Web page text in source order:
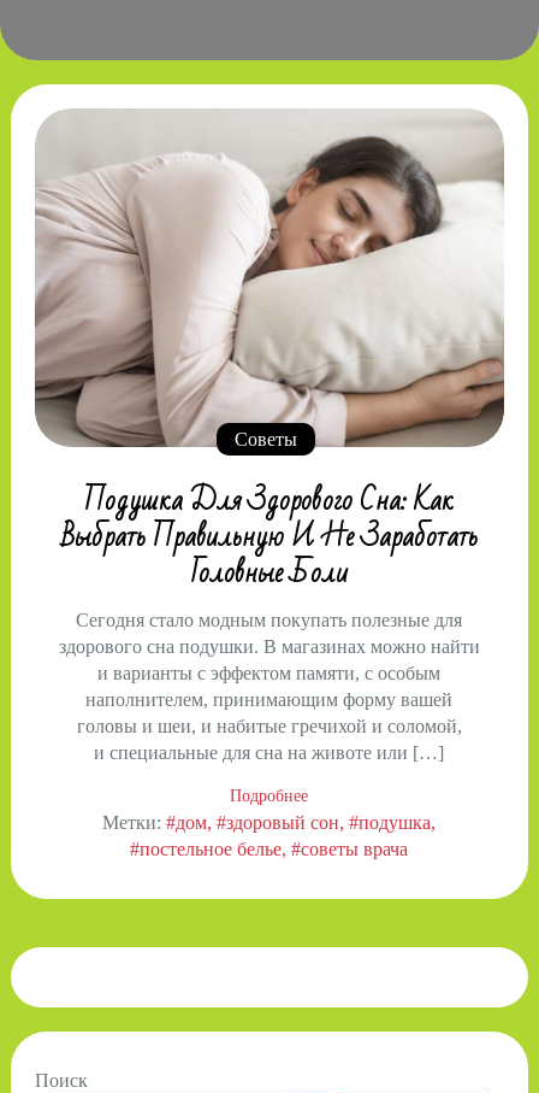
Советы
Подушка Для Здорового Сна: Как
Выбрать Правильную И Не Заработать
Головные Боли
Сегодня стало модным покупать полезные для
здорового сна подушки. В магазинах можно найти
и варианты с эффектом памяти, с особым
наполнителем, принимающим форму вашей
головы и шеи, и набитые гречихой и соломой,
и специальные для сна на животе или […]
Подробнее
Метки:#дом #здоровый сон #подушка
#постельное белье #советы врача
Поиск